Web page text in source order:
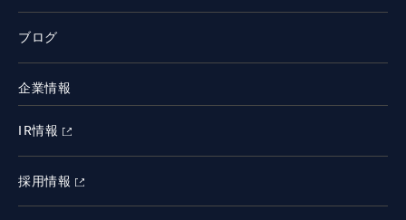
ブログ
企業情報
IR情報
採用情報